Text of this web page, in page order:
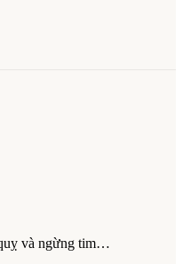
và ngừng tim…